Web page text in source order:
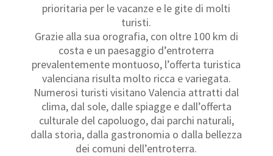
prioritaria per le vacanze e le gite di molti
turisti.
Grazie alla sua orografia, con oltre 100 km di
costa e un paesaggio d’entroterra
prevalentemente montuoso, l’offerta turistica
valenciana risulta molto ricca e variegata.
Numerosi turisti visitano Valencia attratti dal
clima, dal sole, dalle spiagge e dall’offerta
culturale del capoluogo, dai parchi naturali,
dalla storia, dalla gastronomia o dalla bellezza
dei comuni dell’entroterra.